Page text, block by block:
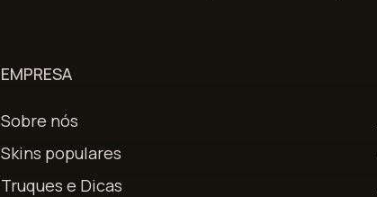
EMPRESA
Sobre nós
Skins populares
Truques e Dicas